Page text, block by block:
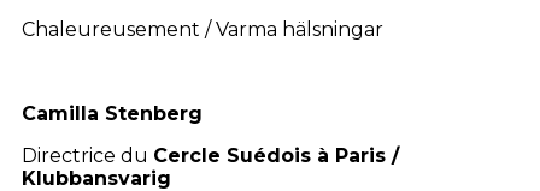
Chaleureusement / Varma hälsningar
Camilla Stenberg
Directrice du Cercle Suédois à Paris /
Klubbansvarig